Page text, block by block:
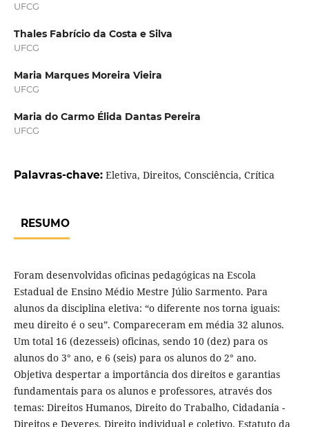
UFCG
Thales Fabrício da Costa e Silva
UFCG
Maria Marques Moreira Vieira
UFCG
Maria do Carmo Élida Dantas Pereira
UFCG
Palavras-chave: Eletiva, Direitos, Consciência, Crítica
RESUMO
Foram desenvolvidas oficinas pedagógicas na Escola
Estadual de Ensino Médio Mestre Júlio Sarmento. Para
alunos da disciplina eletiva: “o diferente nos torna iguais:
meu direito é o seu”. Compareceram em média 32 alunos.
Um total 16 (dezesseis) oficinas, sendo 10 (dez) para os
alunos do 3° ano, e 6 (seis) para os alunos do 2° ano.
Objetiva despertar a importância dos direitos e garantias
fundamentais para os alunos e professores, através dos
temas: Direitos Humanos, Direito do Trabalho, Cidadania -
Direitos e Deveres, Direito individual e coletivo, Estatuto da